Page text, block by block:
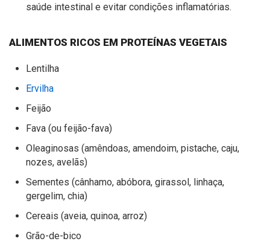
saúde intestinal e evitar condições inflamatórias.
ALIMENTOS RICOS EM PROTEÍNAS VEGETAIS
Lentilha
Ervilha
Feijão
Fava (ou feijão-fava)
Oleaginosas (amêndoas, amendoim, pistache, caju,
nozes, avelãs)
Sementes (cânhamo, abóbora, girassol, linhaça,
gergelim, chia)
Cereais (aveia, quinoa, arroz)
Grão-de-bico